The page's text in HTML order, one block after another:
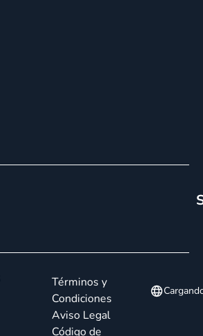
Términos y
Condiciones
Aviso Legal
Código de